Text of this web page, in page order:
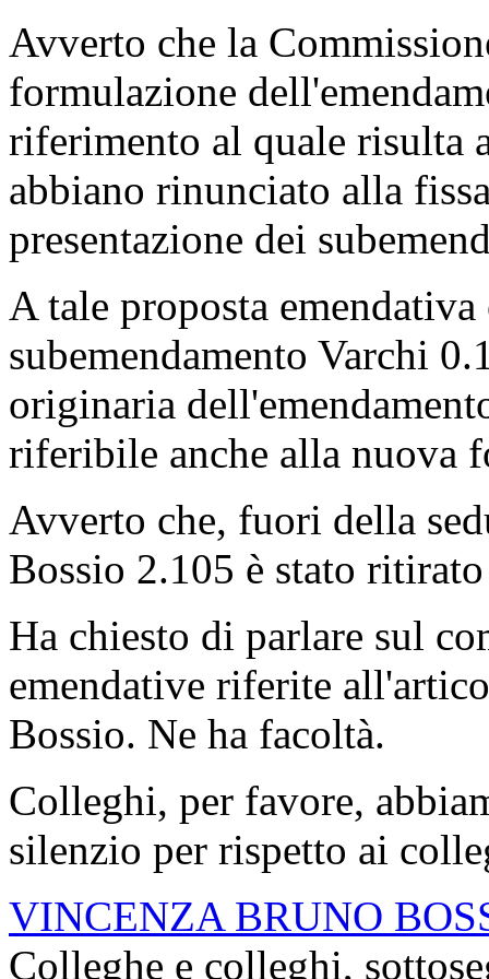
Avverto che la
formulazione
riferimento al quale risulta
abbiano rinunciato alla
presentazione dei
A tale proposta
subemendamento Varchi
originaria
riferibile anche alla nuova
Avverto che, fuori della
Bossio 2.105 è stato
Ha chiesto di parlare sul
emendative riferite
Bossio. Ne ha facoltà.
Colleghi, per favore,
silenzio per rispetto ai
VINCENZA BRUNO
Colleghe e colleghi,